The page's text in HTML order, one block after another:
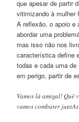
que apesar de partir
vitimizando à mulher
A reflexão, o apoio e
abordar uma
mas isso não nos
característica define
todas e cada uma
em perigo, partir de
Vamos lá amigal! Quê
vamos combater